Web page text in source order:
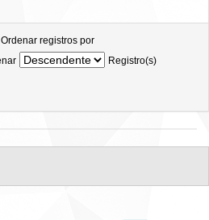
Ordenar registros por
Registro(s)